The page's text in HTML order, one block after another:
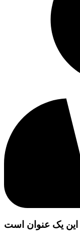
این یک عنوان است